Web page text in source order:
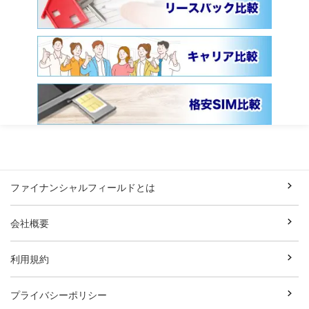
ファイナンシャルフィールドとは
会社概要
利用規約
プライバシーポリシー